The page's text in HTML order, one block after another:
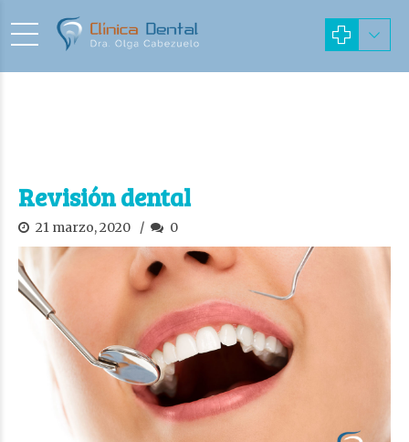
Revisión dental
21 marzo, 2020 0